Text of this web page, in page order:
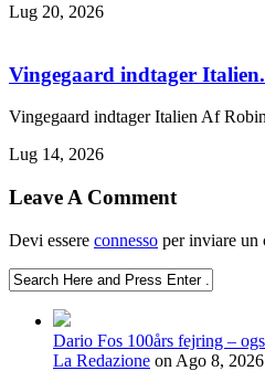
Lug 20, 2026
Vingegaard indtager
Vingegaard indtager Italien Af
Lug 14, 2026
Leave A Comment
Devi essere connesso per inviare un
Dario Fos 100års fejring –
La Redazione on Ago 8, 2026